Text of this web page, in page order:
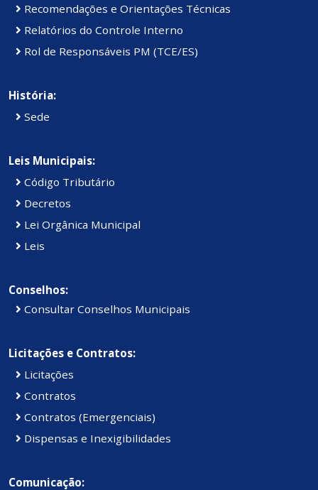
Recomendações e Orientações Técnicas
Relatórios do Controle Interno
Rol de Responsáveis PM (TCE/ES)
História:
Sede
Leis Municipais:
Código Tributário
Decretos
Lei Orgânica Municipal
Leis
Conselhos:
Consultar Conselhos Municipais
Licitações e Contratos:
Licitações
Contratos
Contratos (Emergenciais)
Dispensas e Inexigibilidades
Comunicação: